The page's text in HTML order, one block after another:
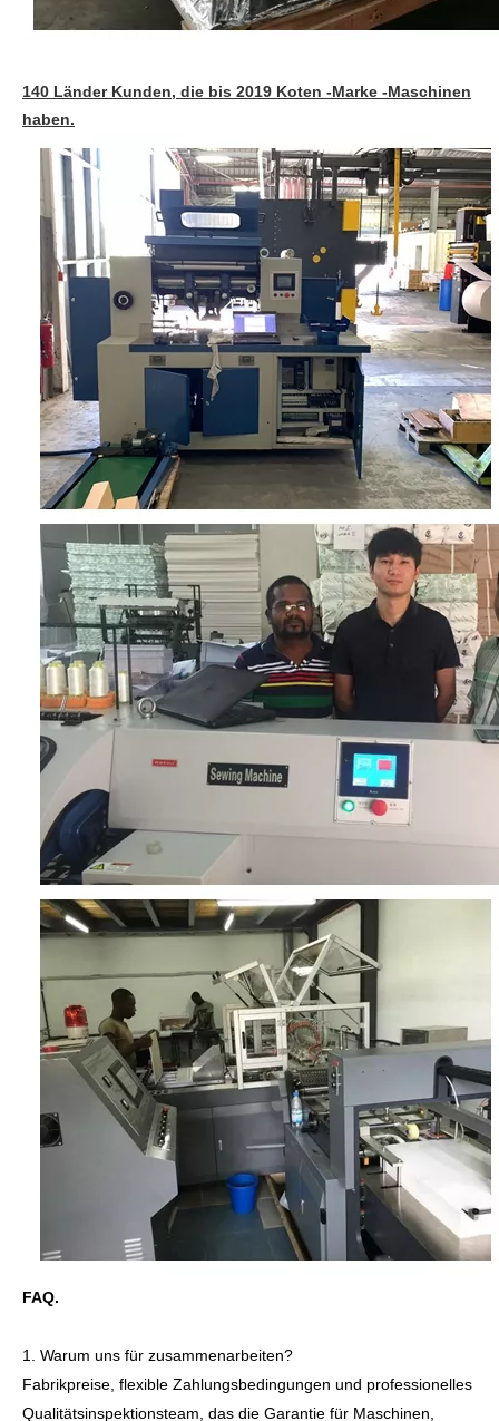
140 Länder Kunden, die bis 2019 Koten -Marke -Maschinen
haben.
FAQ.
1. Warum uns für zusammenarbeiten?
Fabrikpreise, flexible Zahlungsbedingungen und professionelles
Qualitätsinspektionsteam, das die Garantie für Maschinen,